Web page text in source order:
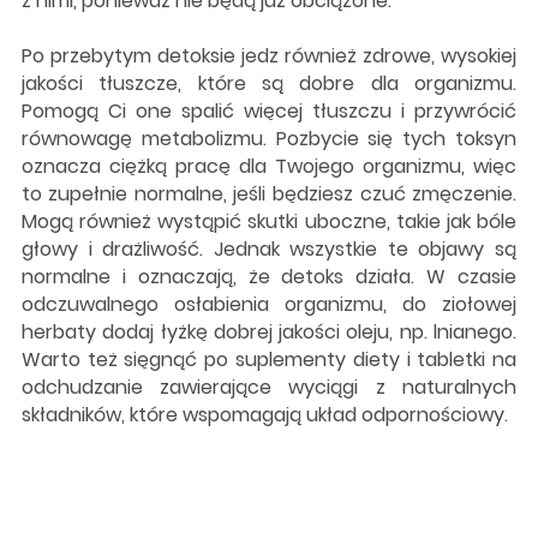
Po przebytym detoksie jedz również zdrowe, wysokiej
jakości tłuszcze, które są dobre dla organizmu.
Pomogą Ci one spalić więcej tłuszczu i przywrócić
równowagę metabolizmu. Pozbycie się tych toksyn
oznacza ciężką pracę dla Twojego organizmu, więc
to zupełnie normalne, jeśli będziesz czuć zmęczenie.
Mogą również wystąpić skutki uboczne, takie jak bóle
głowy i drażliwość. Jednak wszystkie te objawy są
normalne i oznaczają, że detoks działa. W czasie
odczuwalnego osłabienia organizmu, do ziołowej
herbaty dodaj łyżkę dobrej jakości oleju, np. lnianego.
Warto też sięgnąć po suplementy diety i tabletki na
odchudzanie zawierające wyciągi z naturalnych
składników, które wspomagają układ odpornościowy.